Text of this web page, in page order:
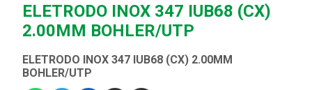
ELETRODO INOX 347 IUB68 (CX)
2.00MM BOHLER/UTP
ELETRODO INOX 347 IUB68 (CX) 2.00MM
BOHLER/UTP